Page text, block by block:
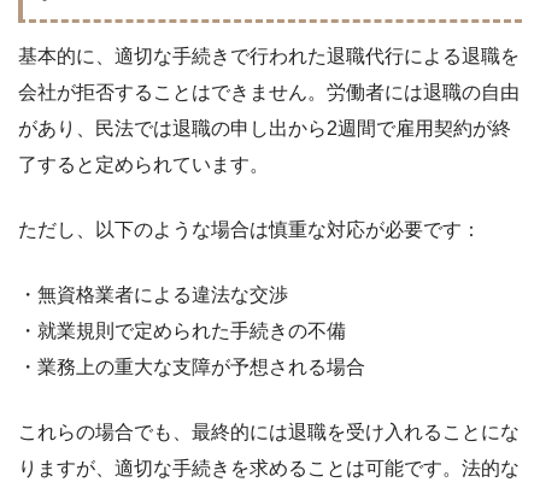
基本的に、適切な手続きで行われた退職代行による退職を
会社が拒否することはできません。労働者には退職の自由
があり、民法では退職の申し出から2週間で雇用契約が終
了すると定められています。
ただし、以下のような場合は慎重な対応が必要です：
・無資格業者による違法な交渉
・就業規則で定められた手続きの不備
・業務上の重大な支障が予想される場合
これらの場合でも、最終的には退職を受け入れることにな
りますが、適切な手続きを求めることは可能です。法的な